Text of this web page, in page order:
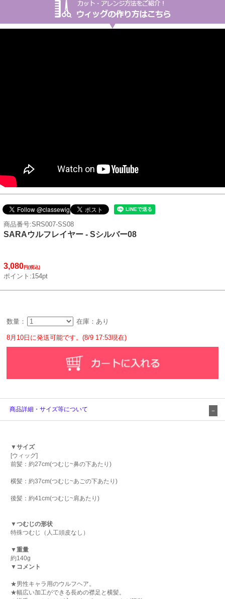
商品番号:SRS007-SS08
SARAウルフレイヤー - Sシルバー08
3,080円(税込)
ポイント:154pt
数量： 在庫：あり
8月10日に発送可能です。(8/9 17:53現在)
商品詳細・サイズ等について
▼サイズ
[ウィッグ]
前髪：約27cm(つむじ~鼻の下あたり)
横髪：約37cm(つむじ~あごの下あたり)
後髪：約41cm(つむじ~肩あたり)
▼つむじの形状
特殊つむじ（人工頭皮なし）
▼重量
約140g
▼コメント
★男性キャラ用のウルフヘア。
★幅広い加工ができる長めの襟足と横髪。